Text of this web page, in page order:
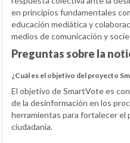
en principios fundamentales
educación mediática y
medios de comunicación y
Preguntas sobre la
¿Cuál es el objetivo del proyecto
El objetivo de SmartVote es
de la desinformación en los
herramientas para fortalecer el
ciudadanía.